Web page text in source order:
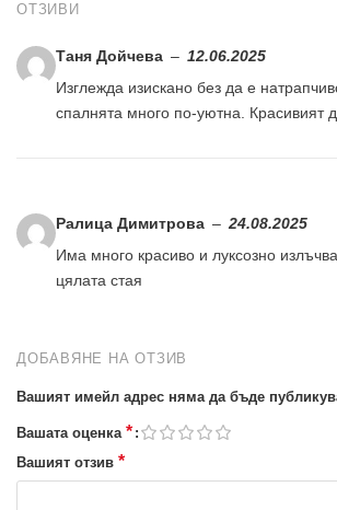
ОТЗИВИ
Таня Дойчева – 12.06.2025
Изглежда изискано без да е
спалнята много по-уютна. Красивият
Ралица Димитрова – 24.08.2025
Има много красиво и луксозно
цялата стая
ДОБАВЯНЕ НА ОТЗИВ
Вашият имейл адрес няма да бъде
Вашата оценка *
Вашият отзив *